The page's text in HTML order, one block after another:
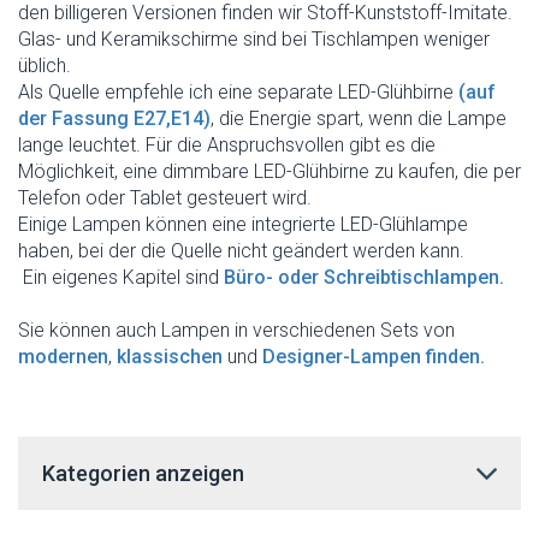
den billigeren Versionen finden wir Stoff-Kunststoff-Imitate.
Glas- und Keramikschirme sind bei Tischlampen weniger
üblich.
Als Quelle empfehle ich eine separate LED-Glühbirne (auf
der Fassung E27,E14), die Energie spart, wenn die Lampe
lange leuchtet. Für die Anspruchsvollen gibt es die
Möglichkeit, eine dimmbare LED-Glühbirne zu kaufen, die per
Telefon oder Tablet gesteuert wird.
Einige Lampen können eine integrierte LED-Glühlampe
haben, bei der die Quelle nicht geändert werden kann.
Ein eigenes Kapitel sind Büro- oder Schreibtischlampen.
Sie können auch Lampen in verschiedenen Sets von
modernen, klassischen und Designer-Lampen finden.
Kategorien anzeigen